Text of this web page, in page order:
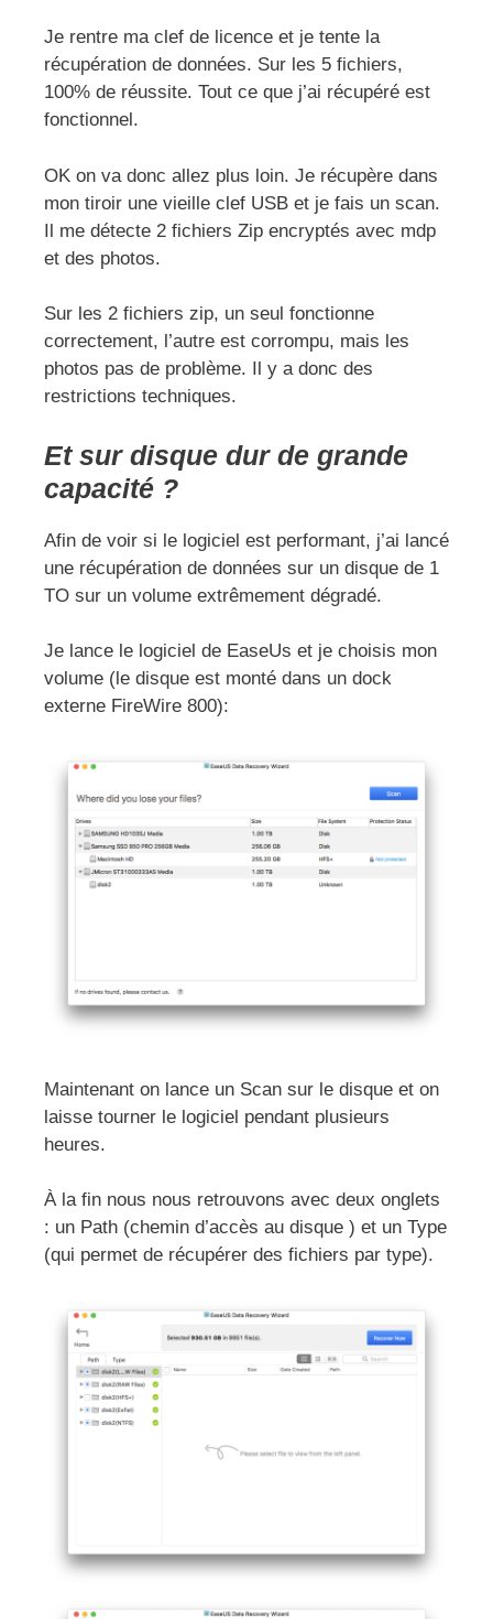
Je rentre ma clef de licence et je tente la
récupération de données. Sur les 5 fichiers,
100% de réussite. Tout ce que j’ai récupéré est
fonctionnel.
OK on va donc allez plus loin. Je récupère dans
mon tiroir une vieille clef USB et je fais un scan.
Il me détecte 2 fichiers Zip encryptés avec mdp
et des photos.
Sur les 2 fichiers zip, un seul fonctionne
correctement, l’autre est corrompu, mais les
photos pas de problème. Il y a donc des
restrictions techniques.
Et sur disque dur de grande
capacité ?
Afin de voir si le logiciel est performant, j’ai lancé
une récupération de données sur un disque de 1
TO sur un volume extrêmement dégradé.
Je lance le logiciel de EaseUs et je choisis mon
volume (le disque est monté dans un dock
externe FireWire 800):
Maintenant on lance un Scan sur le disque et on
laisse tourner le logiciel pendant plusieurs
heures.
À la fin nous nous retrouvons avec deux onglets
: un Path (chemin d’accès au disque ) et un Type
(qui permet de récupérer des fichiers par type).